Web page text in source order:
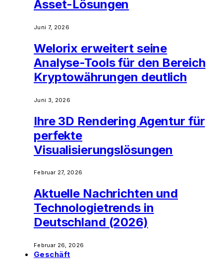
Asset-Lösungen
Juni 7, 2026
Welorix erweitert seine
Analyse-Tools für den Bereich
Kryptowährungen deutlich
Juni 3, 2026
Ihre 3D Rendering Agentur für
perfekte
Visualisierungslösungen
Februar 27, 2026
Aktuelle Nachrichten und
Technologietrends in
Deutschland (2026)
Februar 26, 2026
Geschäft